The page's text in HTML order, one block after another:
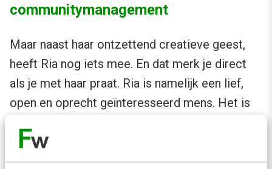
communitymanagement
Maar naast haar ontzettend creatieve geest,
heeft Ria nog iets mee. En dat merk je direct
als je met haar praat. Ria is namelijk een lief,
open en oprecht geïnteresseerd mens. Het is
erg privé’ privé-berichten krijgt. Voor
sommigen is Ria een klankbord, een vrouw